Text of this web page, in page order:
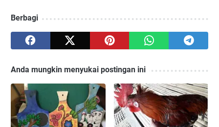
Berbagi
Anda mungkin menyukai postingan ini